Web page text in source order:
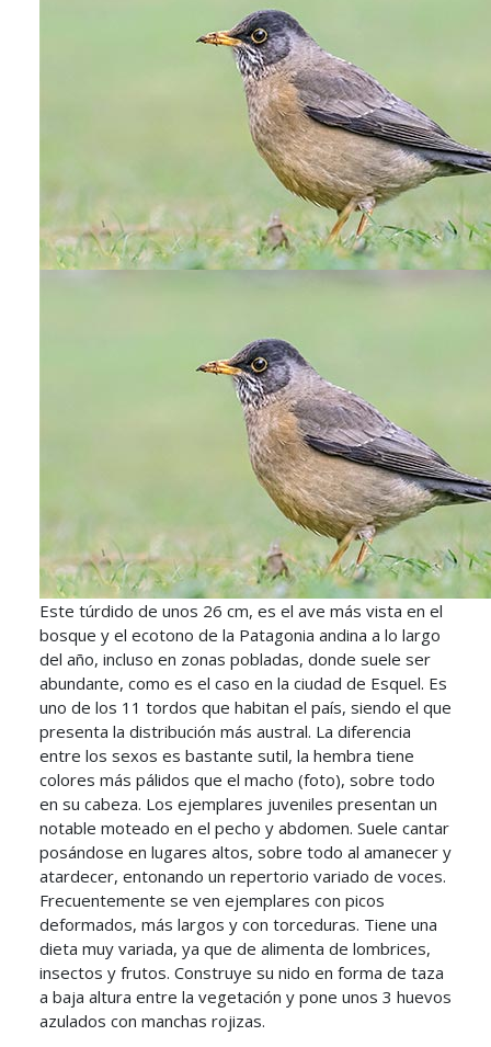
Este túrdido de unos 26 cm, es el ave más vista en el
bosque y el ecotono de la Patagonia andina a lo largo
del año, incluso en zonas pobladas, donde suele ser
abundante, como es el caso en la ciudad de Esquel. Es
uno de los 11 tordos que habitan el país, siendo el que
presenta la distribución más austral. La diferencia
entre los sexos es bastante sutil, la hembra tiene
colores más pálidos que el macho (foto), sobre todo
en su cabeza. Los ejemplares juveniles presentan un
notable moteado en el pecho y abdomen. Suele cantar
posándose en lugares altos, sobre todo al amanecer y
atardecer, entonando un repertorio variado de voces.
Frecuentemente se ven ejemplares con picos
deformados, más largos y con torceduras. Tiene una
dieta muy variada, ya que de alimenta de lombrices,
insectos y frutos. Construye su nido en forma de taza
a baja altura entre la vegetación y pone unos 3 huevos
azulados con manchas rojizas.